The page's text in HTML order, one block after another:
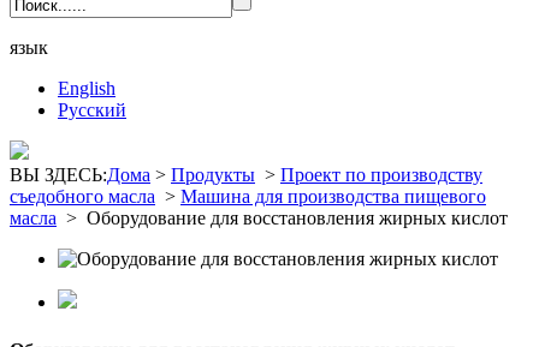
язык
English
Pусский
ВЫ ЗДЕСЬ:Дома > Продукты > Проект по производству
съедобного масла > Машина для производства пищевого
масла > Оборудование для восстановления жирных кислот